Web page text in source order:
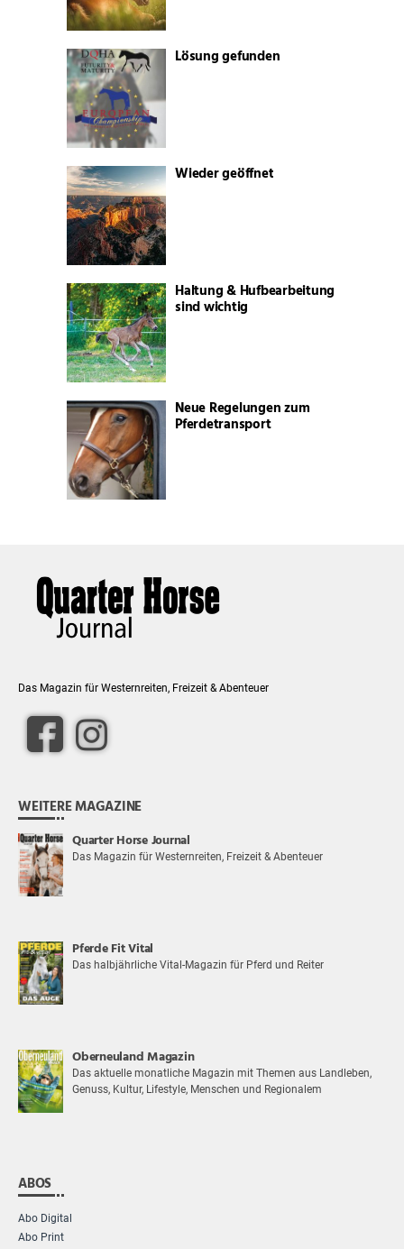
Lösung gefunden
Wieder geöffnet
Haltung & Hufbearbeitung
sind wichtig
Neue Regelungen zum
Pferdetransport
Das Magazin für Westernreiten, Freizeit & Abenteuer
WEITERE MAGAZINE
Quarter Horse Journal
Das Magazin für Westernreiten, Freizeit & Abenteuer
Pferde Fit Vital
Das halbjährliche Vital-Magazin für Pferd und Reiter
Oberneuland Magazin
Das aktuelle monatliche Magazin mit Themen aus Landleben,
Genuss, Kultur, Lifestyle, Menschen und Regionalem
ABOS
Abo Digital
Abo Print